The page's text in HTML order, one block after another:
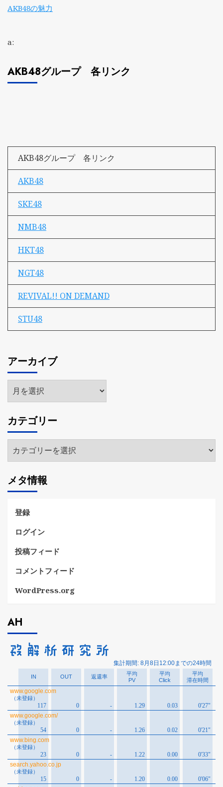
AKB48の魅力
a:
AKB48グループ 各リンク
AKB48グループ 各リンク
AKB48
SKE48
NMB48
HKT48
NGT48
REVIVAL!! ON DEMAND
STU48
アーカイブ
ア
ー
イ
ブ
カテゴリー
テ
リ
ー
メタ情報
登録
ログイン
投稿フィード
コメントフィード
WordPress.org
AH